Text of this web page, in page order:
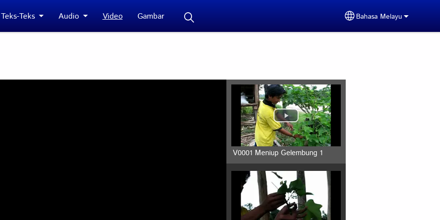
Teks-Teks Audio Video Gambar Select your language
Bahasa Melayu
V0001 Meniup Gelembung 1